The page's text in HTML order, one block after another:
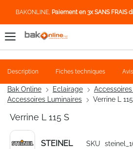
BAKONLINE, Paiement en 3x SANS FRAIS
Bak Online Eclairage
Accessoires Luminaires
Verrine L
Verrine L 115 S
STEINEL SKU
Description Fiches techniques Avis